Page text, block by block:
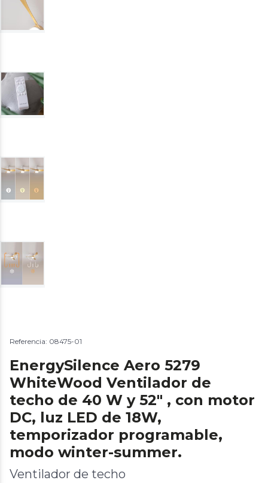
Referencia: 08475-01
EnergySilence Aero 5279
WhiteWood Ventilador de
techo de 40 W y 52" , con motor
DC, luz LED de 18W,
temporizador programable,
modo winter-summer.
Ventilador de techo